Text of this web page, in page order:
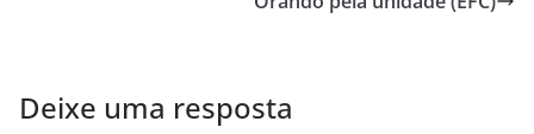
Deixe uma resposta